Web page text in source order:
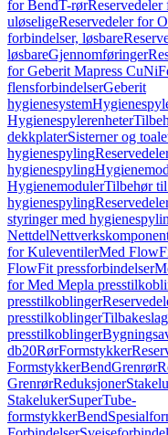
for BendT-rør
uløseligeReservedeler for
forbindelser, løsbare
løsbareGjennomføringer
for Geberit Mapress
flensforbindelserGeberit
hygienesystem
Hygienespylerenheter
dekkplaterSisterner og
hygienespyling
hygienespyling
HygienemodulerTilbehør til
hygienespyling
styringer med
Nettdel
for KuleventilerMed
FlowFit pressforbindelser
for Med Mepla
presstilkoblinger
presstilkoblinger
presstilkoblinger
db20RørFormstykker
FormstykkerBendGrenrør
GrenrørReduksjoner
StakelukerSuperTube-
formstykkerBend